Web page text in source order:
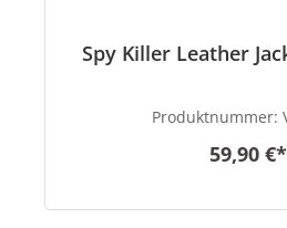
Spy Killer Leather
Produktnummer:
59,90 €*